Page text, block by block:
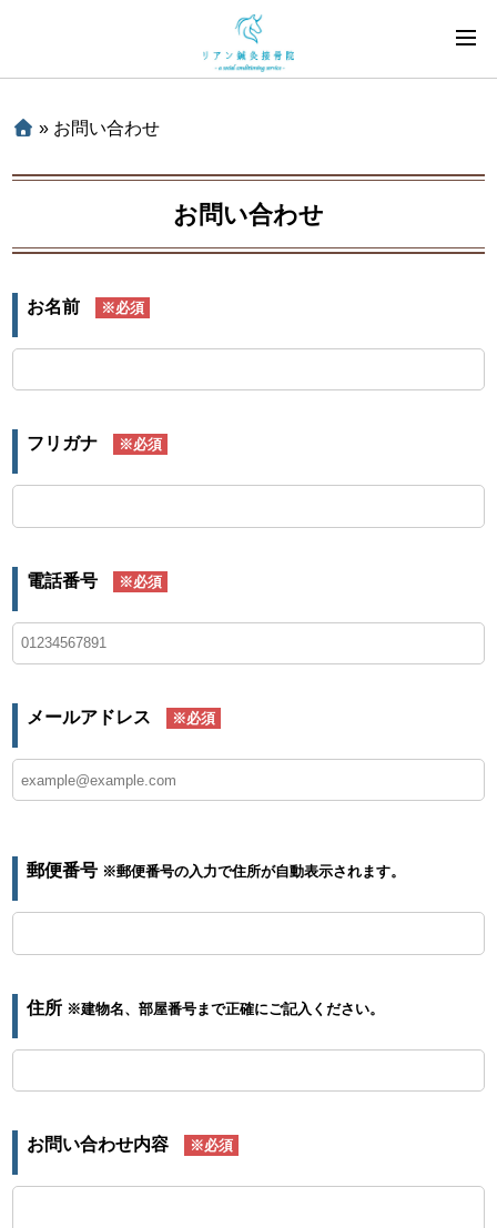
» お問い合わせ
お問い合わせ
お名前 ※必須
フリガナ ※必須
電話番号 ※必須
メールアドレス ※必須
郵便番号 ※郵便番号の入力で住所が自動表示されます。
住所 ※建物名、部屋番号まで正確にご記入ください。
お問い合わせ内容 ※必須